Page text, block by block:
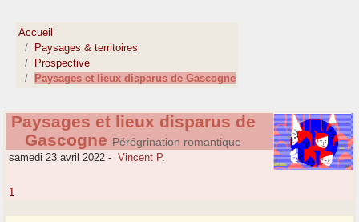
Accueil
Paysages & territoires
Prospective
Paysages et lieux disparus de Gascogne
Paysages et lieux disparus de
Gascogne Pérégrination romantique
samedi 23 avril 2022 - Vincent P.
1